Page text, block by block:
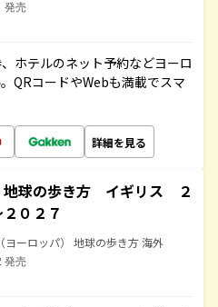
発売
ホテルのネット予約などヨーロ
QRコードやWebも満載でスマ
詳細を見る
球の歩き方 イギリス ２
０２７
ヨーロッパ） 地球の歩き方 海外
発売